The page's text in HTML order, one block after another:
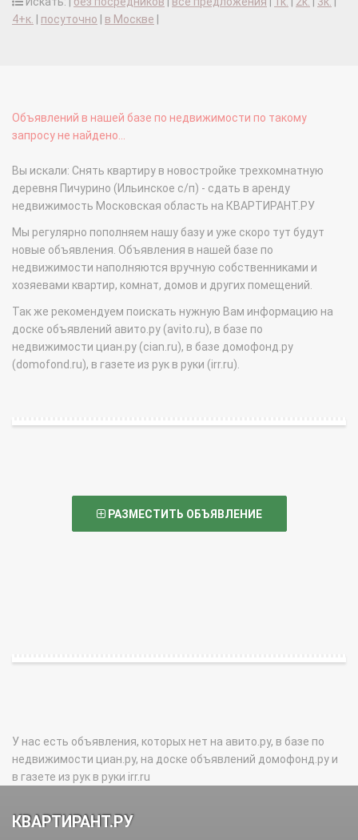
4+к.
посуточно в Москве
Объявлений в нашей базе по недвижимости по такому
запросу не найдено...
Вы искали: Снять квартиру в новостройке трехкомнатную
деревня Пичурино (Ильинское с/п) - сдать в аренду
недвижимость Московская область на КВАРТИРАНТ.РУ
Мы регулярно пополняем нашу базу и уже скоро тут будут
новые объявления. Объявления в нашей базе по
недвижимости наполняются вручную собственниками и
хозяевами квартир, комнат, домов и других помещений.
Так же рекомендуем поискать нужную Вам информацию на
доске объявлений авито.ру (avito.ru), в базе по
недвижимости циан.ру (cian.ru), в базе домофонд.ру
(domofond.ru), в газете из рук в руки (irr.ru).
РАЗМЕСТИТЬ ОБЪЯВЛЕНИЕ
У нас есть объявления, которых нет на авито.ру, в базе по
недвижимости циан.ру, на доске объявлений домофонд.ру и
в газете из рук в руки irr.ru
КВАРТИРАНТ.РУ